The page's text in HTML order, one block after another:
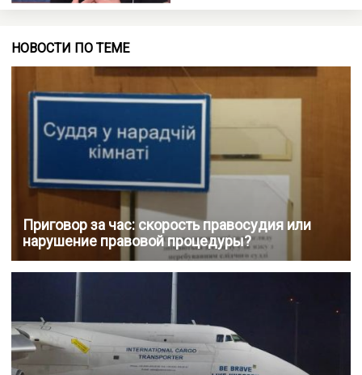
НОВОСТИ ПО ТЕМЕ
Приговор за час: скорость правосудия или
нарушение правовой процедуры?